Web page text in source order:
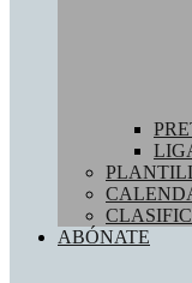
ABÓNATE